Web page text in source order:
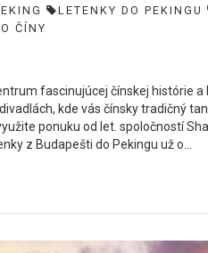
LETENKY DO PEKINGU
ČÍNY
fascinujúcej čínskej histórie
kde vás čínsky tradičný
ponuku od let. spoločností
z Budapešti do Pekingu už o...